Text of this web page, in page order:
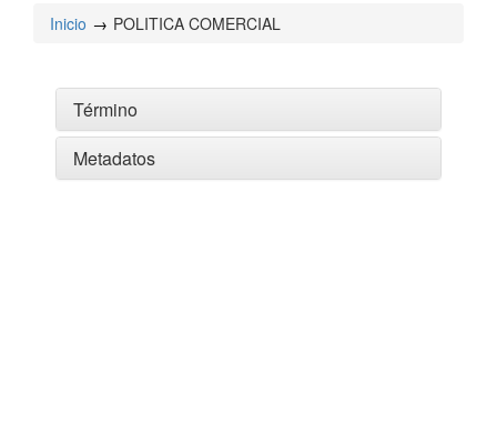
Inicio POLITICA COMERCIAL
Término
Metadatos